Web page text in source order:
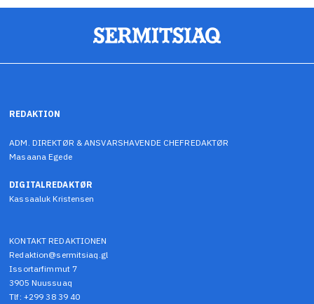
REDAKTION
ADM. DIREKTØR & ANSVARSHAVENDE CHEFREDAKTØR
Masaana Egede
DIGITALREDAKTØR
Kassaaluk Kristensen
KONTAKT REDAKTIONEN
Redaktion@sermitsiaq.gl
Issortarfimmut 7
3905 Nuussuaq
Tlf: +299 38 39 40